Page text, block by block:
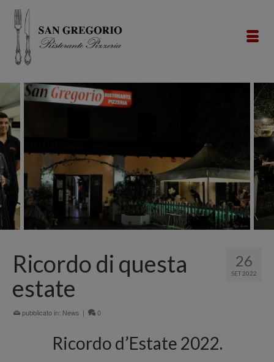
26
SET 2022
Ricordo di questa
estate
pubblicato in: News | 0
Ricordo d’Estate 2022.